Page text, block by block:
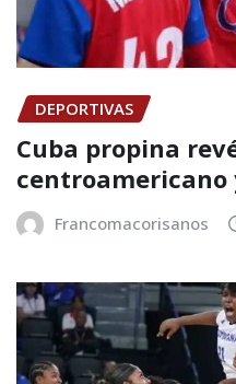
DEPORTIVAS
Cuba propina
centroamericano
Francomacorisanos